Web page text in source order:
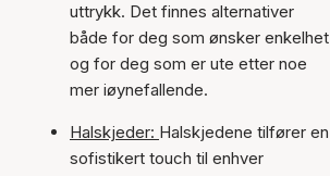
uttrykk. Det finnes alternativer
både for deg som ønsker enkelhet
og for deg som er ute etter noe
mer iøynefallende.
Halskjeder: Halskjedene tilfører en
sofistikert touch til enhver